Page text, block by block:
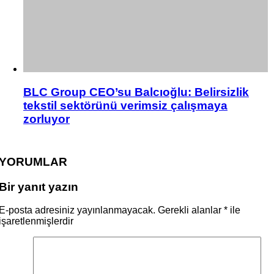
BLC Group CEO’su Balcıoğlu: Belirsizlik
tekstil sektörünü verimsiz çalışmaya
zorluyor
yanıt yazın
posta adresiniz yayınlanmayacak. Gerekli alanlar * ile